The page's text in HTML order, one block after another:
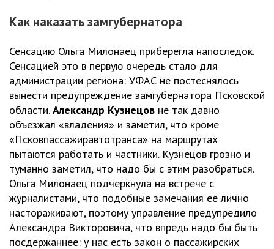
Как наказать замгубернатора
Сенсацию Ольга Милонаец приберегла напоследок.
Сенсацией это в первую очередь стало для
администрации региона: УФАС не постеснялось
вынести предупреждение замгубернатора Псковской
области.Александр Кузнецов не так давно
объезжал «владения» и заметил, что кроме
«Псковпассажиравтотранса» на маршрутах
пытаются работать и частники. Кузнецов грозно и
туманно заметил, что надо бы с этим разобраться.
Ольга Милонаец подчеркнула на встрече с
журналистами, что подобные замечания её лично
настораживают, поэтому управление предупредило
Александра Викторовича, что впредь надо бы быть
посдержаннее: у нас есть закон о пассажирских